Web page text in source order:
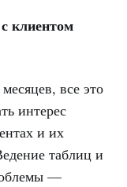
клиентом
все это
интерес
и их
таблиц и
—